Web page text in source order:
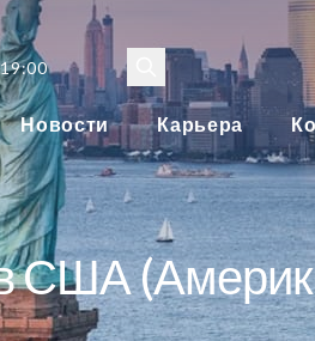
Новости Карьера
в США